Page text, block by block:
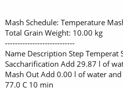
Mash Schedule: Temperature
Total Grain Weight: 10.00 kg
----------------------------
Name Description Step Temperat
Saccharification Add 29.87 l of
Mash Out Add 0.00 l of water
77.0 C 10 min